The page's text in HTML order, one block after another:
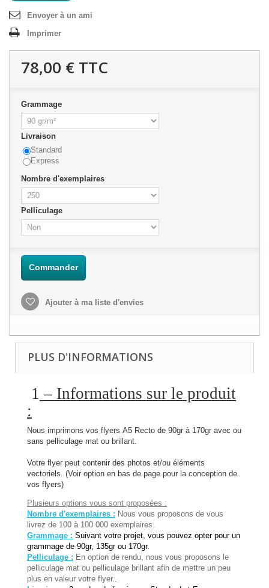
Envoyer à un ami
Imprimer
78,00 € TTC
Grammage
Livraison
Standard
Express
Nombre d'exemplaires
Pelliculage
Commander
Ajouter à ma liste d'envies
PLUS D'INFORMATIONS
1 – Informations sur le produit
:
Nous imprimons vos flyers A5 Recto de 90gr à 170gr avec ou
sans pelliculage mat ou brillant.
Votre flyer peut contenir des photos et/ou éléments
vectoriels. (Voir option en bas de page pour la conception de
vos flyers)
Plusieurs options vous sont proposées :
Nombre d'exemplaires : Nous vous proposons de vous
livrez de 100 à 100 000 exemplaires.
Grammage : Suivant votre projet, vous pouvez opter pour un
grammage de 90gr, 135gr ou 170gr.
Pelliculage : En option de rendu, nous vous proposons le
pelliculage mat ou pelliculage brillant afin de mettre un peu
plus en valeur votre flyer..